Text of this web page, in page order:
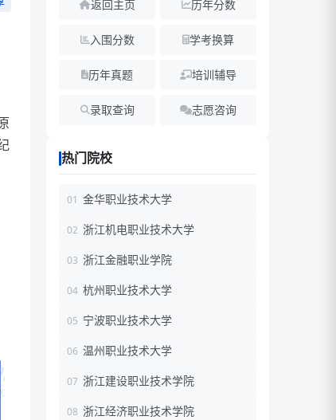
返回主页 历年分数
入围分数 学考换算
历年真题 培训辅导
录取查询 志愿咨询
热门院校
金华职业技术大学
浙江机电职业技术大学
浙江金融职业学院
杭州职业技术大学
宁波职业技术大学
温州职业技术大学
浙江建设职业技术学院
浙江经济职业技术学院